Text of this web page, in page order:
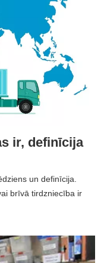
ir, definīcija
un definīcija.
brīvā tirdzniecība ir